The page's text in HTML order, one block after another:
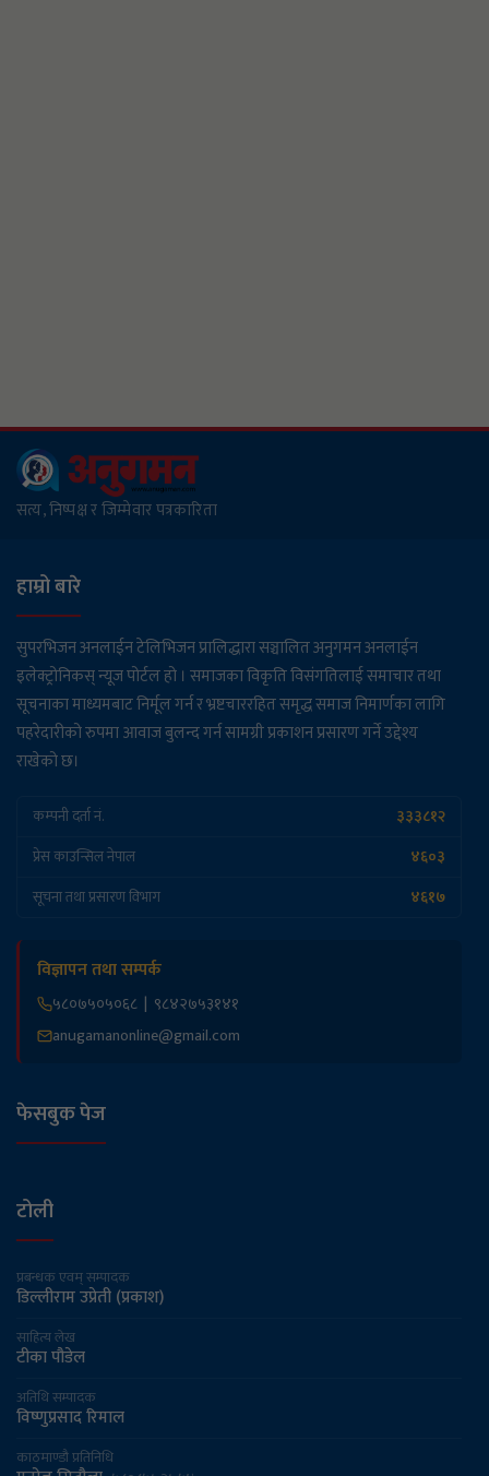
फरार रहेका नितेश ओलीले पत्रकारमाथि
धम्की र चरित्रहत्या गर्यो, पक्राउ गर्न प्रहरीलाई
आग्रह
रोमनियामा रेल दुर्घटना: दुई जना नेपाली
नागरिकको मृत्यु
मतदाता नामावली अद्यावधिक गर्न निर्वाचन
आयोगको निर्देशन, २०८३ भदौ १५ सम्म १८ वर्ष
आज मध्यम बर्षाको सम्भावना
पेट्रोल ५, डिजेल-मट्टीतेल ३ रुपैयाँ र हवाई
इन्धनमा २० मूल्य रुपैयाँ बढ्यो
सत्य, निष्पक्ष र जिम्मेवार पत्रकारिता
हाम्रो बारे
सुपरभिजन अनलाईन टेलिभिजन प्रालिद्धारा सञ्चालित अनुगमन अनलाईन
इलेक्ट्रोनिकस् न्यूज पोर्टल हो । समाजका विकृति विसंगतिलाई समाचार तथा
सूचनाका माध्यमबाट निर्मूल गर्न र भ्रष्टचाररहित समृद्ध समाज निमार्णका लागि
पहरेदारीको रुपमा आवाज बुलन्द गर्न सामग्री प्रकाशन प्रसारण गर्ने उद्देश्य
राखेको छ।
कम्पनी दर्ता नं. ३३३८१२
प्रेस काउन्सिल नेपाल ४६०३
सूचना तथा प्रसारण विभाग ४६१७
विज्ञापन तथा सम्पर्क
५८०७५०५०६८ | ९८४२७५३१४१
anugamanonline@gmail.com
फेसबुक पेज
टोली
प्रबन्धक एवम् सम्पादक
डिल्लीराम उप्रेती (प्रकाश)
साहित्य लेख
टीका पौडेल
अतिथि सम्पादक
विष्णुप्रसाद रिमाल
काठमाण्डौ प्रतिनिधि